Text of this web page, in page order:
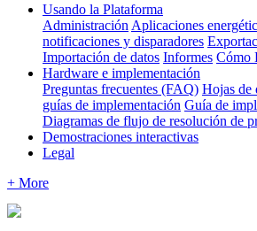
Usando la Plataforma
Administración Aplicaciones
notificaciones y disparadores
Importación de datos Informes Cómo
Hardware e implementación
Preguntas frecuentes (FAQ) Hojas de
guías de implementación Guía de
Diagramas de flujo de resolución de
Demostraciones interactivas
Legal
+ More